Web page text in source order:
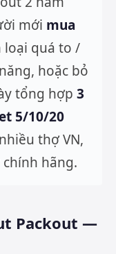
mới mua
loại quá to /
hoặc bỏ
tổng hợp 3
5/10/20
thợ VN,
chính hãng.
Packout —